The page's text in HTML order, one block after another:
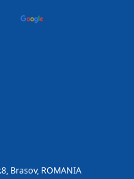
Brasov, ROMANIA